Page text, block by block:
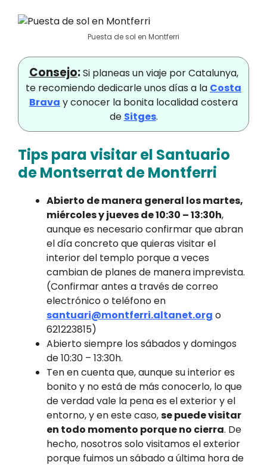
Puesta de sol en Montferri
Consejo:Si planeas un viaje por Catalunya,
te recomiendo dedicarle unos días a la Costa
Brava y conocer la bonita localidad costera
de Sitges.
Tips para visitar el Santuario
de Montserrat de Montferri
Abierto de manera general los martes,
miércoles y jueves de 10:30 – 13:30h,
aunque es necesario confirmar que abran
el día concreto que quieras visitar el
interior del templo porque a veces
cambian de planes de manera imprevista.
(Confirmar antes a través de correo
electrónico o teléfono en
santuari@montferri.altanet.org o
621223815)
Abierto siempre los sábados y domingos
de 10:30 – 13:30h.
Ten en cuenta que, aunque su interior es
bonito y no está de más conocerlo, lo que
de verdad vale la pena es el exterior y el
entorno, y en este caso,se puede visitar
en todo momento porque no cierra. De
hecho, nosotros solo visitamos el exterior
porque fuimos un sábado a última hora de